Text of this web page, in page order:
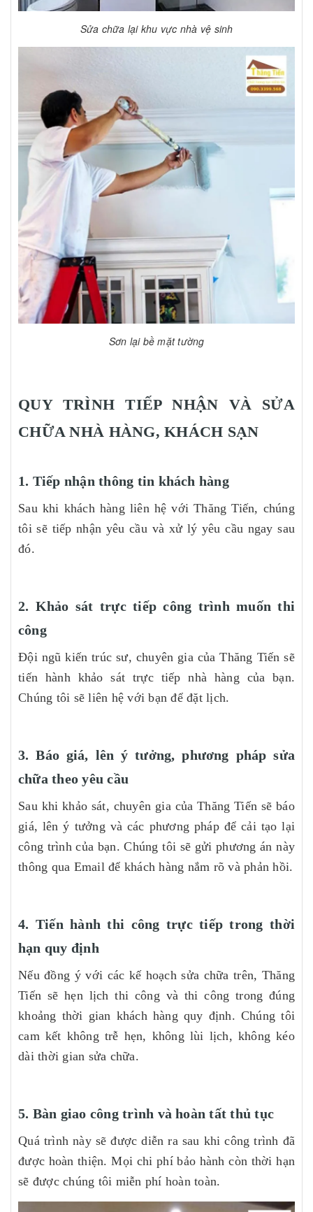
Sửa chữa lại khu vực nhà vệ sinh
Sơn lại bề mặt tường
QUY TRÌNH TIẾP NHẬN VÀ SỬA
CHỮA NHÀ HÀNG, KHÁCH SẠN
1. Tiếp nhận thông tin khách hàng
Sau khi khách hàng liên hệ với Thăng Tiến, chúng
tôi sẽ tiếp nhận yêu cầu và xử lý yêu cầu ngay sau
đó.
2. Khảo sát trực tiếp công trình muốn thi
công
Đội ngũ kiến trúc sư, chuyên gia của Thăng Tiến sẽ
tiến hành khảo sát trực tiếp nhà hàng của bạn.
Chúng tôi sẽ liên hệ với bạn để đặt lịch.
3. Báo giá, lên ý tưởng, phương pháp sửa
chữa theo yêu cầu
Sau khi khảo sát, chuyên gia của Thăng Tiến sẽ báo
giá, lên ý tưởng và các phương pháp để cải tạo lại
công trình của bạn. Chúng tôi sẽ gửi phương án này
thông qua Email để khách hàng nắm rõ và phản hồi.
4. Tiến hành thi công trực tiếp trong thời
hạn quy định
Nếu đồng ý với các kế hoạch sửa chữa trên, Thăng
Tiến sẽ hẹn lịch thi công và thi công trong đúng
khoảng thời gian khách hàng quy định. Chúng tôi
cam kết không trễ hẹn, không lùi lịch, không kéo
dài thời gian sửa chữa.
5. Bàn giao công trình và hoàn tất thủ tục
Quá trình này sẽ được diễn ra sau khi công trình đã
được hoàn thiện. Mọi chi phí bảo hành còn thời hạn
sẽ được chúng tôi miễn phí hoàn toàn.